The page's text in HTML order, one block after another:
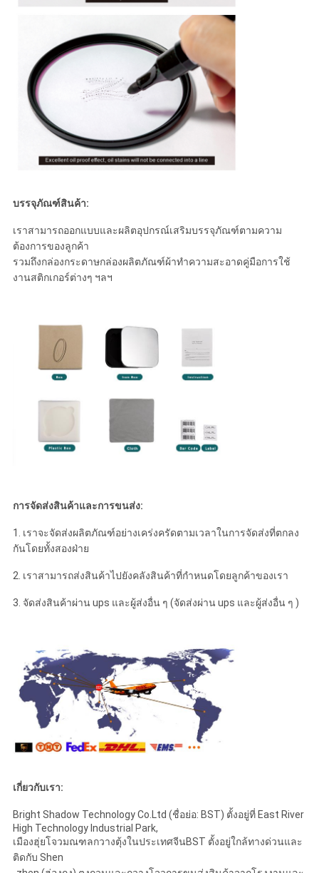
บรรจุภัณฑ์สินค้า:
เราสามารถออกแบบและผลิตอุปกรณ์เสริมบรรจุภัณฑ์ตามความ
ต้องการของลูกค้า
รวมถึงกล่องกระดาษกล่องผลิตภัณฑ์ผ้าทำความสะอาดคู่มือการใช้
งานสติกเกอร์ต่างๆ ฯลฯ
การจัดส่งสินค้าและการขนส่ง:
1. เราจะจัดส่งผลิตภัณฑ์อย่างเคร่งครัดตามเวลาในการจัดส่งที่ตกลง
กันโดยทั้งสองฝ่าย
2. เราสามารถส่งสินค้าไปยังคลังสินค้าที่กำหนดโดยลูกค้าของเรา
3. จัดส่งสินค้าผ่าน ups และผู้ส่งอื่น ๆ (จัดส่งผ่าน ups และผู้ส่งอื่น ๆ )
เกี่ยวกับเรา:
Bright Shadow Technology Co.Ltd (ชื่อย่อ: BST) ตั้งอยู่ที่ East River
High Technology Industrial Park,
เมืองฮุ่ยโจวมณฑลกวางตุ้งในประเทศจีนBST ตั้งอยู่ใกล้ทางด่วนและ
ติดกับ Shen